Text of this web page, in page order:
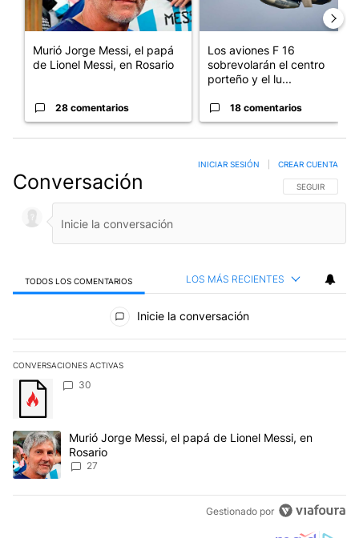
Murió Jorge Messi, el papá
de Lionel Messi, en Rosario
28 comentarios
Los aviones F 16
sobrevolarán el centro
porteño y el lu...
18 comentarios
Conversación SIGA ESTA
SEGUIR
INICIAR SESIÓN CREAR CUENTA
TODOS LOS COMENTARIOS LOS MÁS RECIENTES
Todos los comentarios
Inicie la conversación
CONVERSACIONES ACTIVAS
Este listado muestra los artículos con más comentarios en los
Un artículo de tendencia con el título "" con 30 comentarios.
30
Un artículo de tendencia con el título "Murió Jorge Messi, el papá
Murió Jorge Messi, el papá de Lionel Messi, en
Rosario
27
Gestionado por